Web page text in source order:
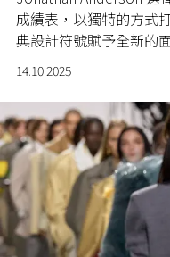
成績表，以獨特的方式
典設計符號賦予全新的
14.10.2025